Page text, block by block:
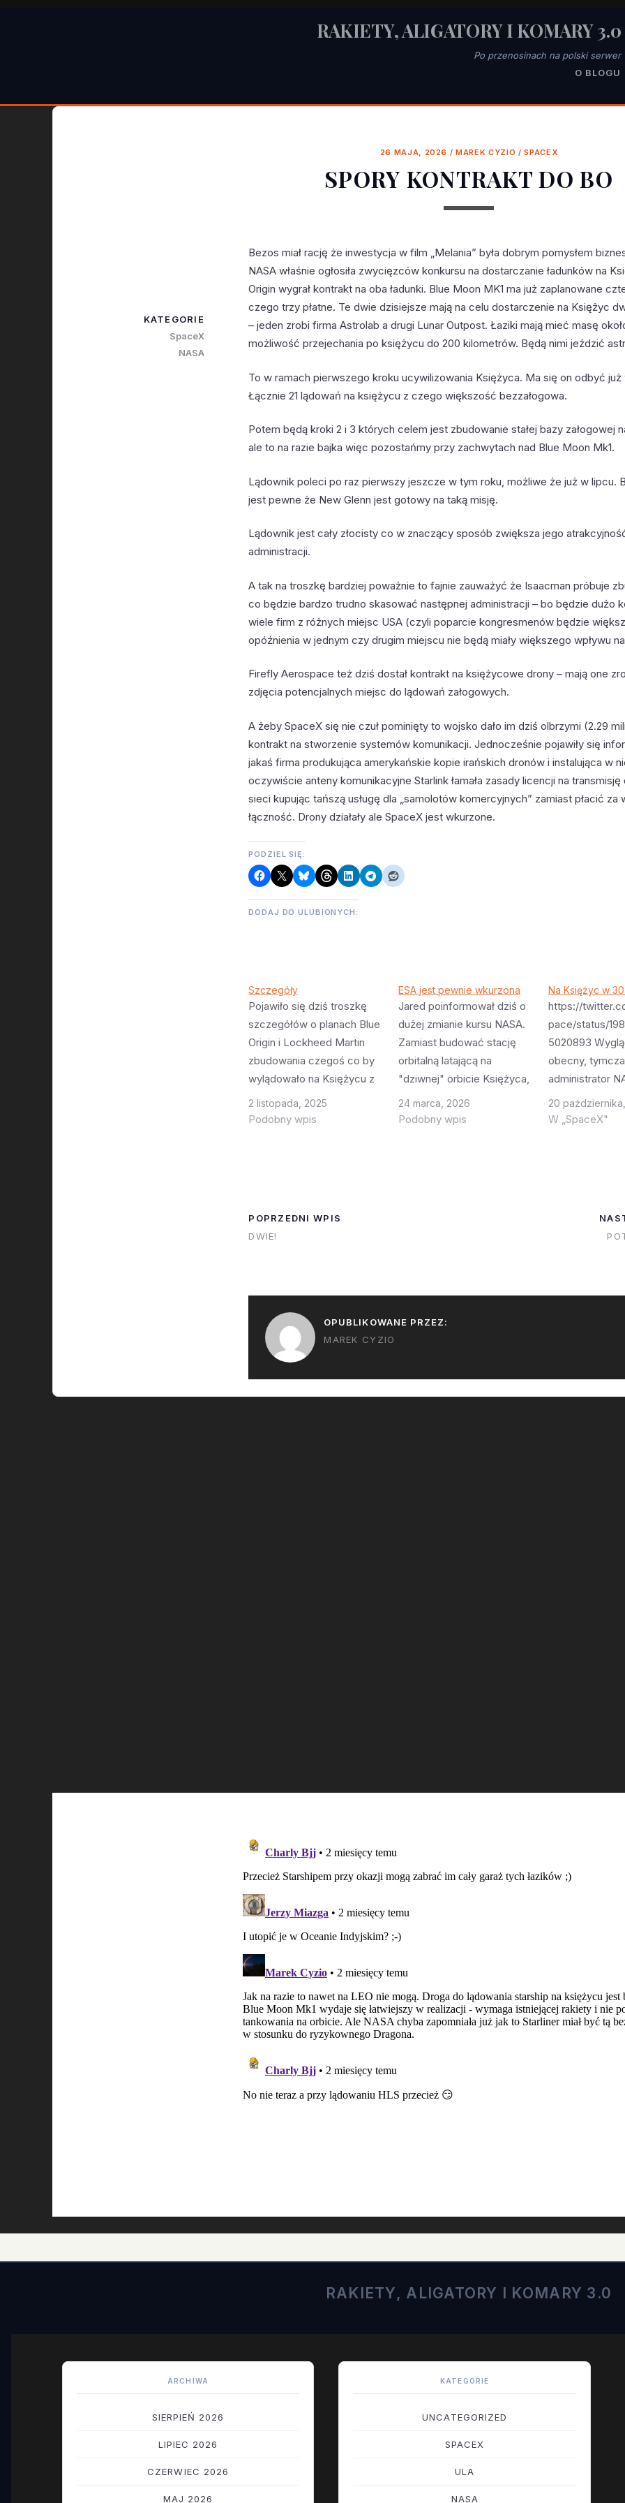
RAKIETY, ALIGATORY I KOMARY 3.0
Po przenosinach na polski serwer
O BLOGU
26 MAJA, 2026 /MAREK CYZIO /SPACEX
SPORY KONTRAKT DO BO
Bezos miał rację że inwestycja w film „Melania” była dobrym pomysłem
NASA właśnie ogłosiła zwycięzców konkursu na dostarczanie ładunków na
Origin wygrał kontrakt na oba ładunki. Blue Moon MK1 ma już zaplanowane
czego trzy płatne. Te dwie dzisiejsze mają na celu dostarczenie na Księżyc
– jeden zrobi firma Astrolab a drugi Lunar Outpost. Łaziki mają mieć masę
możliwość przejechania po księżycu do 200 kilometrów. Będą nimi jeździć
To w ramach pierwszego kroku ucywilizowania Księżyca. Ma się on odbyć już
Łącznie 21 lądowań na księżycu z czego większość bezzałogowa.
Potem będą kroki 2 i 3 których celem jest zbudowanie stałej bazy załogowej
ale to na razie bajka więc pozostańmy przy zachwytach nad Blue Moon Mk1.
Lądownik poleci po raz pierwszy jeszcze w tym roku, możliwe że już w lipcu.
jest pewne że New Glenn jest gotowy na taką misję.
Lądownik jest cały złocisty co w znaczący sposób zwiększa jego
administracji.
A tak na troszkę bardziej poważnie to fajnie zauważyć że Isaacman próbuje
co będzie bardzo trudno skasować następnej administracji – bo będzie dużo
wiele firm z różnych miejsc USA (czyli poparcie kongresmenów będzie
opóźnienia w jednym czy drugim miejscu nie będą miały większego wpływu na
Firefly Aerospace też dziś dostał kontrakt na księżycowe drony – mają one
zdjęcia potencjalnych miejsc do lądowań załogowych.
A żeby SpaceX się nie czuł pominięty to wojsko dało im dziś olbrzymi (2.29
kontrakt na stworzenie systemów komunikacji. Jednocześnie pojawiły się
jakaś firma produkująca amerykańskie kopie irańskich dronów i instalująca w
oczywiście anteny komunikacyjne Starlink łamała zasady licencji na
sieci kupując tańszą usługę dla „samolotów komercyjnych” zamiast płacić za
łączność. Drony działały ale SpaceX jest wkurzone.
PODZIEL SIĘ:
DODAJ DO ULUBIONYCH:
Szczegóły
Pojawiło się dziś troszkę
szczegółów o planach Blue
Origin i Lockheed Martin
zbudowania czegoś co by
wylądowało na Księżycu z
astronautami przez Chinami
i przed utratą ważności
„kick stage”
pomagającemu…
2 listopada, 2025
Podobny wpis
ESA jest pewnie wkurzona
Jared poinformował dziś o
dużej zmianie kursu NASA.
Zamiast budować stację
orbitalną latającą na
"dziwnej" orbicie Księżyca,
będziemy budowali bazę
księżycową. To pewnie
24 marca, 2026
Podobny wpis
Na Księżyc w
https://
pace/status/
5020893
obecny,
administrator
zupełnie
SpaceX
2028 roku,
Glenn na
20
W „SpaceX"
POPRZEDNI WPIS
DWIE!
KATEGORIE
SpaceX
NASA
OPUBLIKOWANE PRZEZ:
MAREK CYZIO
RAKIETY, ALIGATORY I KOMARY 3.0
ARCHIWA
SIERPIEŃ 2026
LIPIEC 2026
CZERWIEC 2026
MAJ 2026
KATEGORIE
UNCATEGORIZED
SPACEX
ULA
NASA